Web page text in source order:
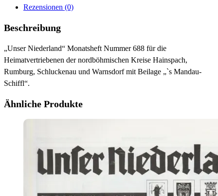
Rezensionen (0)
Beschreibung
„Unser Niederland“ Monatsheft Nummer 688 für die
Heimatvertriebenen der nordböhmischen Kreise Hainspach,
Rumburg, Schluckenau und Warnsdorf mit Beilage „`s Mandau-
Schiffl“.
Ähnliche Produkte